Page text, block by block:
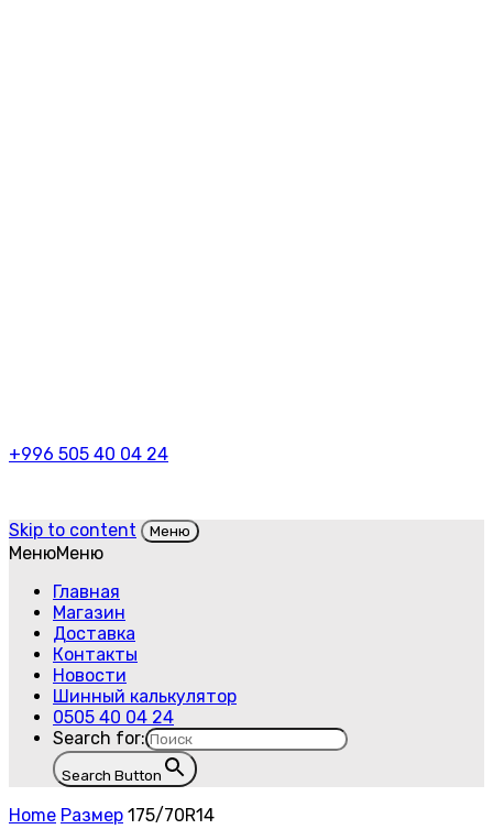
+996 505 40 04 24
Skip to content Меню
МенюМеню
Главная
Магазин
Доставка
Контакты
Новости
Шинный калькулятор
0505 40 04 24
Search for:
Search Button
Home Размер 175/70R14